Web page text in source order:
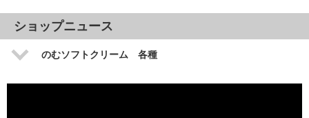
ショップニュース
のむソフトクリーム 各種